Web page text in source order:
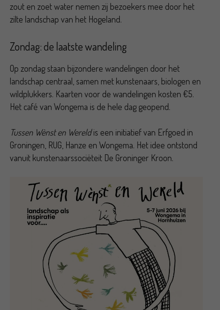
zout en zoet water nemen zij bezoekers mee door het
zilte landschap van het Hogeland.
Zondag: de laatste wandeling
Op zondag staan bijzondere wandelingen door het
landschap centraal, samen met kunstenaars, biologen en
wildplukkers. Kaarten voor de wandelingen kosten €5.
Het café van Wongema is de hele dag geopend.
Tussen Wènst en Wereldis een initiatief van Erfgoed in
Groningen, RUG, Hanze en Wongema. Het idee ontstond
vanuit kunstenaarssociëteit De Groninger Kroon.